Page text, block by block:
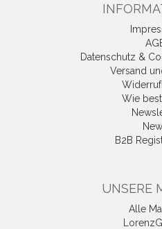
Datenschutz &
Versand
Wie
B2B
UNSERE
Alle